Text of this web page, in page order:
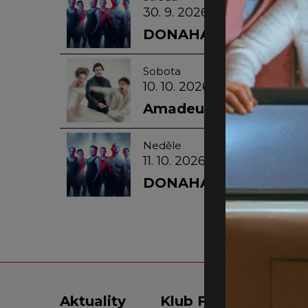
30. 9. 2026 – 19:00
DONAHA!
Sobota
10. 10. 2026 – 15:00
Amadeus
Neděle
11. 10. 2026 – 15:00
DONAHA!
Aktuality Klub Fidlovačka